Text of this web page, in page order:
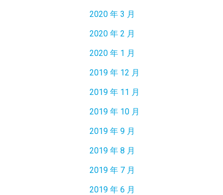
2020 年 3 月
2020 年 2 月
2020 年 1 月
2019 年 12 月
2019 年 11 月
2019 年 10 月
2019 年 9 月
2019 年 8 月
2019 年 7 月
2019 年 6 月